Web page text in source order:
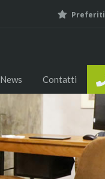
Preferiti
News Contatti